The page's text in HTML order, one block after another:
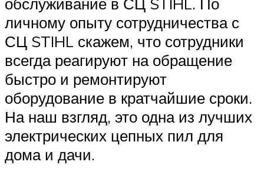
личному опыту сотрудничества с
СЦ STIHL скажем, что сотрудники
всегда реагируют на обращение
быстро и ремонтируют
оборудование в кратчайшие сроки.
На наш взгляд, это одна из лучших
электрических цепных пил для
дома и дачи.